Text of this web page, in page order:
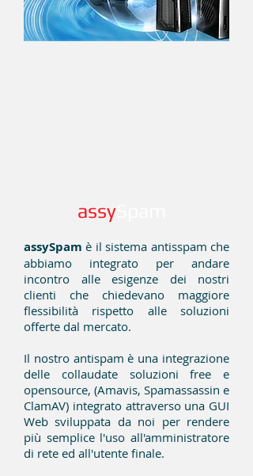
assy
assySpam è il sistema antisspam che
abbiamo integrato per andare
incontro alle esigenze dei nostri
clienti che chiedevano maggiore
flessibilità rispetto alle soluzioni
offerte dal mercato.
Il nostro antispam è una integrazione
delle collaudate soluzioni free e
opensource, (Amavis, Spamassassin e
ClamAV) integrato attraverso una GUI
Web sviluppata da noi per rendere
più semplice l'uso all'amministratore
di rete ed all'utente finale.